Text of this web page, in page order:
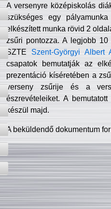
A versenyre középiskolás
szükséges egy
elkészített munka rövid 2
zsűri pontozza. A legjobb
SZTE Szent-Györgyi Albert
csapatok bemutatják az
prezentáció kíséretében a
verseny zsűrije és a
észrevételeiket. A
készül majd.
A beküldendő dokumentum